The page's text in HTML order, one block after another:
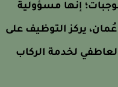
إنها مسؤولية
يركز التوظيف على
لخدمة الركاب